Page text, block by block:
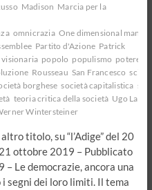
Madison Marcia per la
omnicrazia One dimensional man
Partito d'Azione Patrick
popolo populismo potere
Rousseau San Francesco
borghese società capitalistica
teoria critica della società Ugo La
Wintersteiner
titolo, su “l’Adige” del 20
ottobre 2019 – Pubblicato
Le democrazie, ancora una
segni dei loro limiti. Il tema